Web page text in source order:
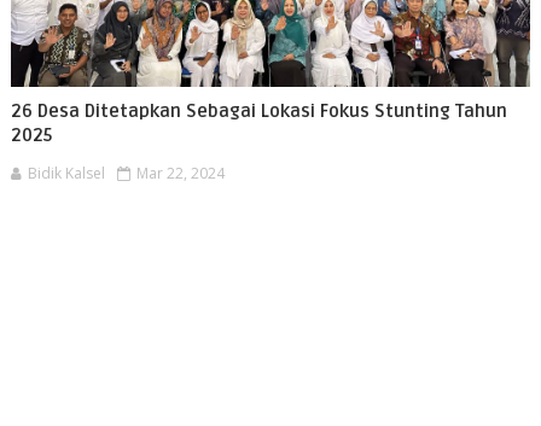
26 Desa Ditetapkan Sebagai Lokasi Fokus Stunting Tahun
2025
Bidik Kalsel Mar 22, 2024